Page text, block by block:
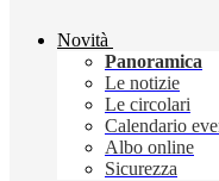
Novità
Panoramica
Le notizie
Le circolari
Calendario
Albo online
Sicurezza